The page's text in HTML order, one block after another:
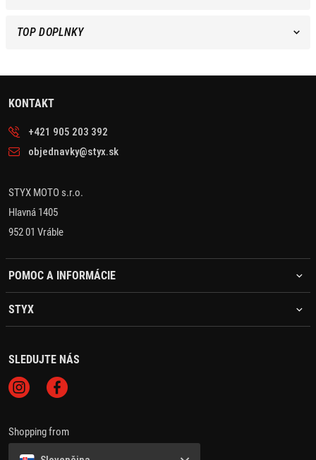
TOP DOPLNKY
KONTAKT
+421 905 203 392
objednavky@styx.sk
STYX MOTO s.r.o.
Hlavná 1405
952 01 Vráble
POMOC A INFORMÁCIE
STYX
SLEDUJTE NÁS
Shopping from